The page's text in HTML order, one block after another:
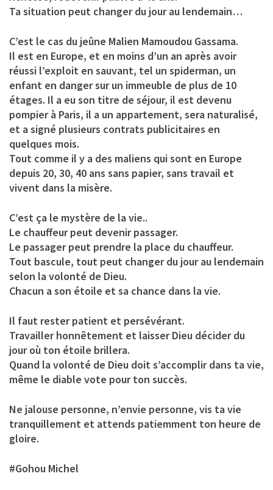
Ta situation peut changer du jour au lendemain…
C’est le cas du jeûne Malien Mamoudou Gassama.
Il est en Europe, et en moins d’un an après avoir
réussi l’exploit en sauvant, tel un spiderman, un
enfant en danger sur un immeuble de plus de 10
étages. Il a eu son titre de séjour, il est devenu
pompier à Paris, il a un appartement, sera naturalisé,
et a signé plusieurs contrats publicitaires en
quelques mois.
Tout comme il y a des maliens qui sont en Europe
depuis 20, 30, 40 ans sans papier, sans travail et
vivent dans la misère.
C’est ça le mystère de la vie..
Le chauffeur peut devenir passager.
Le passager peut prendre la place du chauffeur.
Tout bascule, tout peut changer du jour au lendemain
selon la volonté de Dieu.
Chacun a son étoile et sa chance dans la vie.
Il faut rester patient et persévérant.
Travailler honnêtement et laisser Dieu décider du
jour où ton étoile brillera.
Quand la volonté de Dieu doit s’accomplir dans ta vie,
même le diable vote pour ton succès.
Ne jalouse personne, n’envie personne, vis ta vie
tranquillement et attends patiemment ton heure de
gloire.
#Gohou Michel